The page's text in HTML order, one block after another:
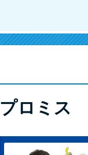
プロミス